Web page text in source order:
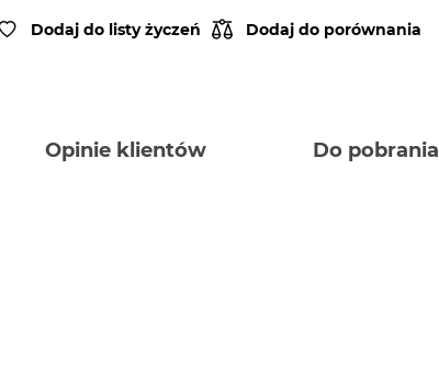
Dodaj do listy życzeń Dodaj do porównania
Opinie klientów Do pobrania